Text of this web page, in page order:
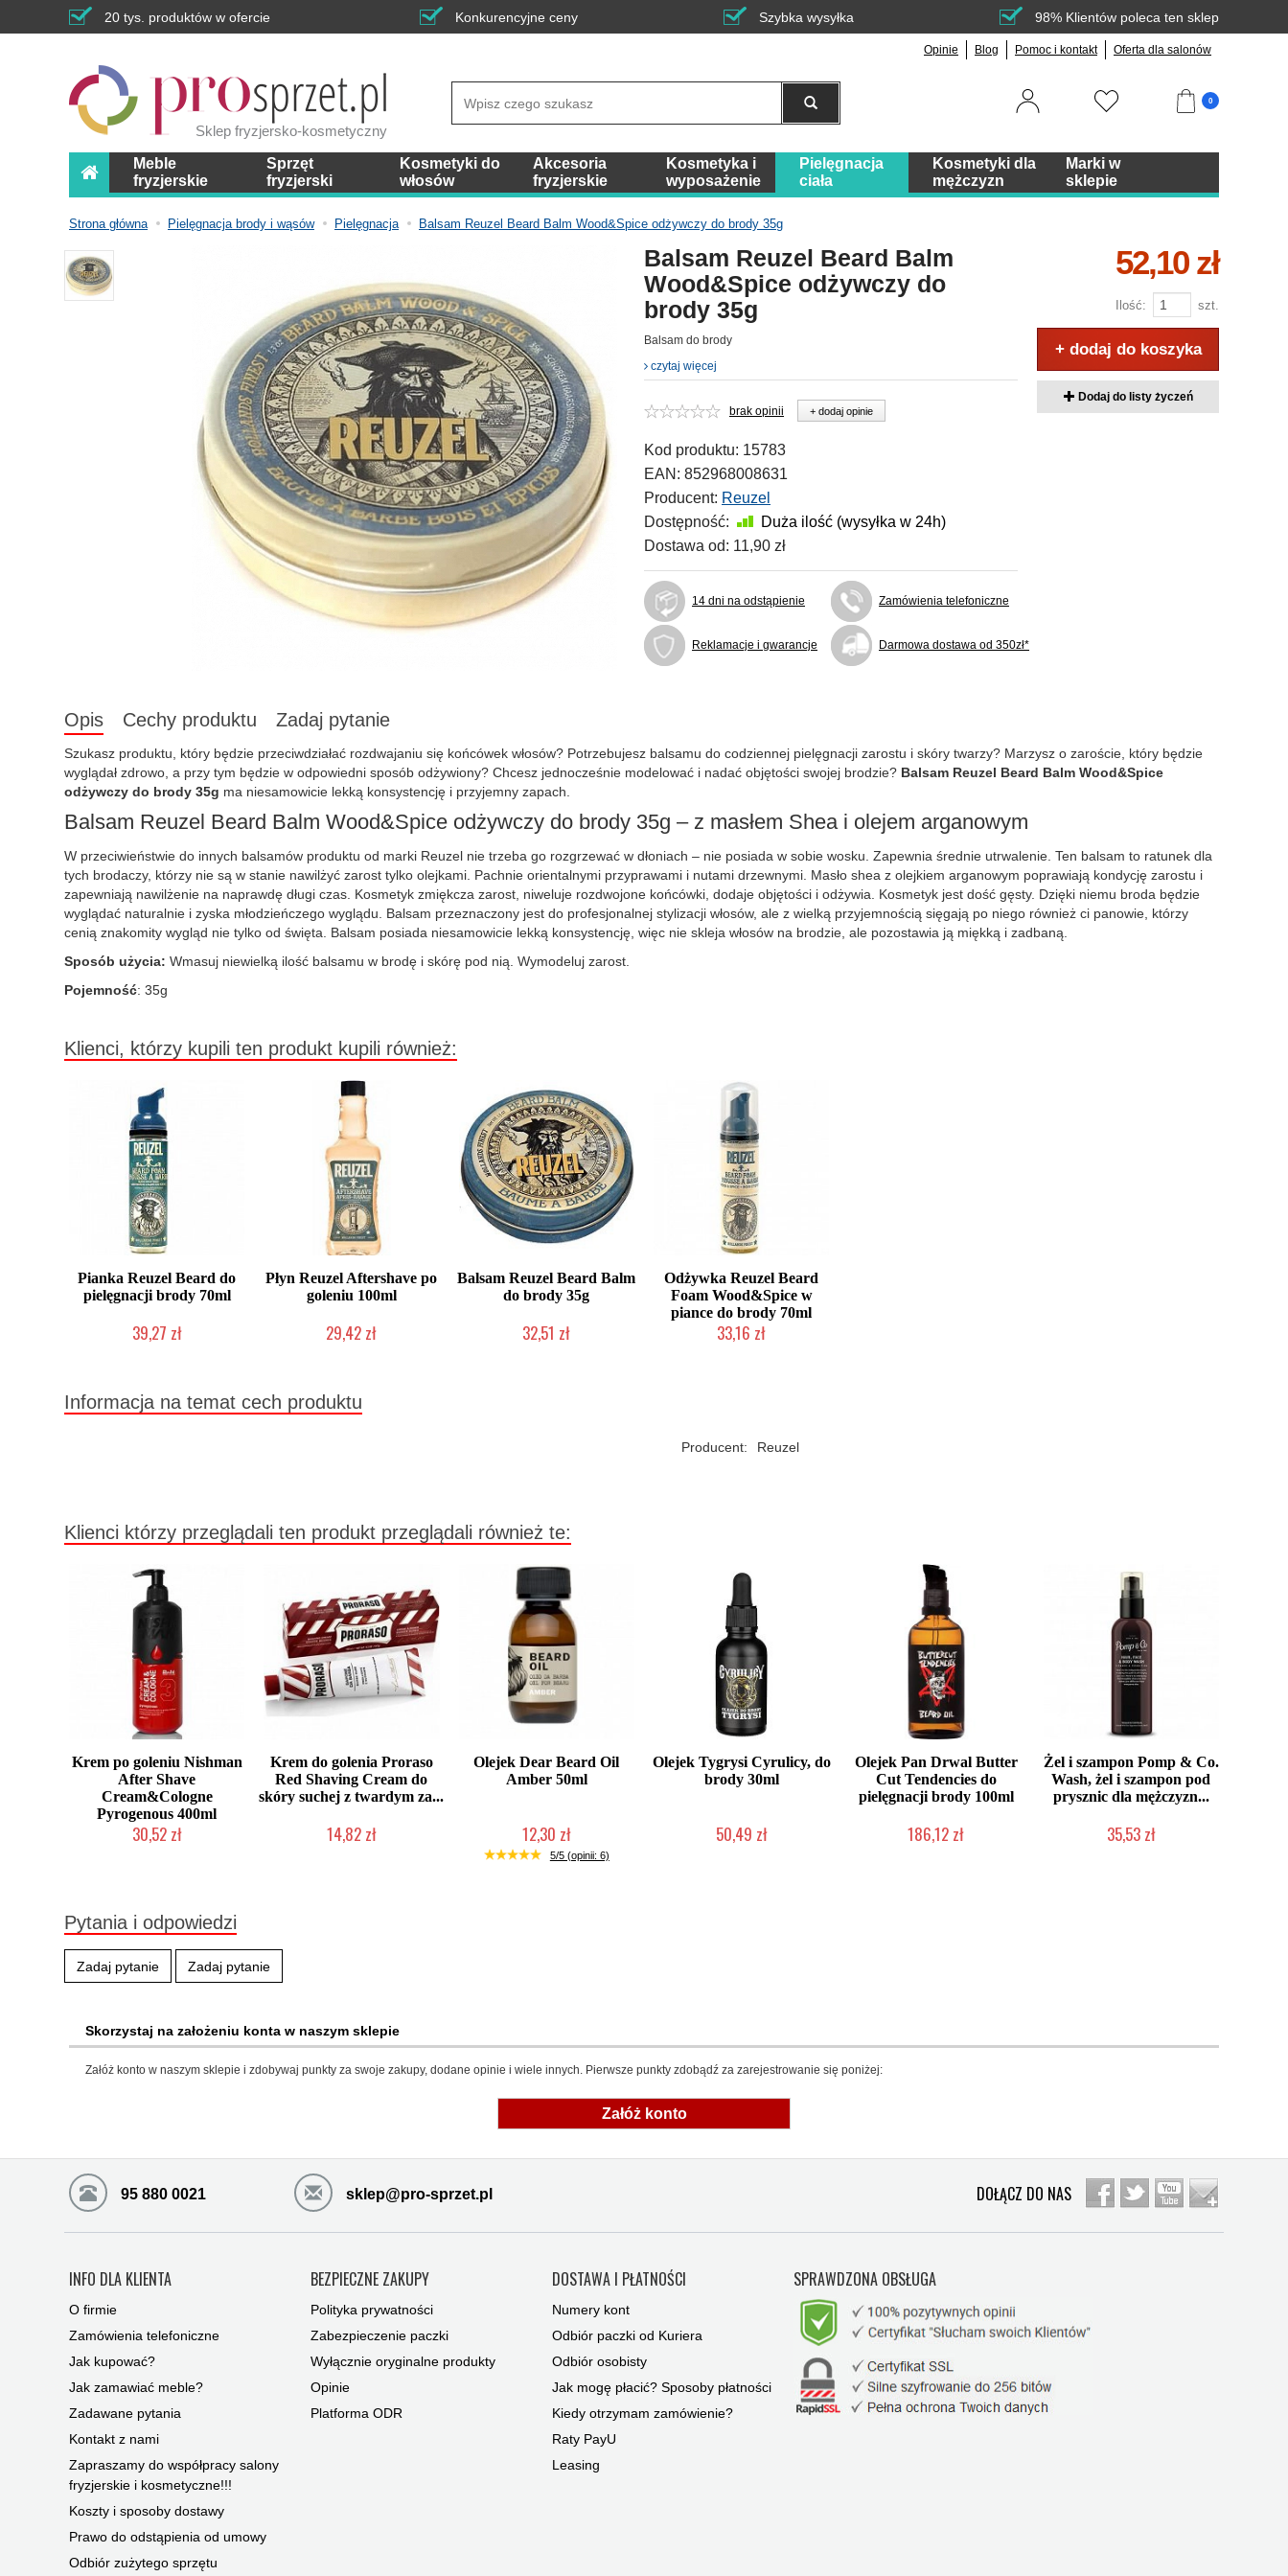
20 tys. produktów w ofercie Konkurencyjne ceny Szybka wysyłka 98% Klientów poleca ten sklep
Opinie Blog Pomoc i kontakt Oferta dla salonów
Sklep fryzjersko-kosmetyczny
0
Meble
fryzjerskie
Sprzęt
fryzjerski
Kosmetyki do
włosów
Akcesoria
fryzjerskie
Kosmetyka i
wyposażenie
Pielęgnacja
ciała
Kosmetyki dla
mężczyzn
Marki w
sklepie
Strona główna Pielęgnacja brody i wąsów Pielęgnacja Balsam Reuzel Beard Balm Wood&Spice odżywczy do brody 35g
Balsam Reuzel Beard Balm
Wood&Spice odżywczy do
brody 35g
Balsam do brody
czytaj więcej
brak opinii + dodaj opinie
Kod produktu: 15783
EAN: 852968008631
Producent: Reuzel
Dostępność:
Duża ilość (wysyłka w 24h)
Dostawa od: 11,90 zł
14 dni na odstąpienie Zamówienia telefoniczne
Reklamacje i gwarancje Darmowa dostawa od 350zł*
52,10 zł
Ilość: szt.
+ dodaj do koszyka
Dodaj do listy życzeń
Opis Cechy produktu Zadaj pytanie
Szukasz produktu, który będzie przeciwdziałać rozdwajaniu się końcówek włosów? Potrzebujesz balsamu do codziennej pielęgnacji zarostu i skóry twarzy? Marzysz o zaroście, który będzie
wyglądał zdrowo, a przy tym będzie w odpowiedni sposób odżywiony? Chcesz jednocześnie modelować i nadać objętości swojej brodzie? Balsam Reuzel Beard Balm Wood&Spice
odżywczy do brody 35g ma niesamowicie lekką konsystencję i przyjemny zapach.
Balsam Reuzel Beard Balm Wood&Spice odżywczy do brody 35g – z masłem Shea i olejem arganowym
W przeciwieństwie do innych balsamów produktu od marki Reuzel nie trzeba go rozgrzewać w dłoniach – nie posiada w sobie wosku. Zapewnia średnie utrwalenie. Ten balsam to ratunek dla
tych brodaczy, którzy nie są w stanie nawilżyć zarost tylko olejkami. Pachnie orientalnymi przyprawami i nutami drzewnymi. Masło shea z olejkiem arganowym poprawiają kondycję zarostu i
zapewniają nawilżenie na naprawdę długi czas. Kosmetyk zmiękcza zarost, niweluje rozdwojone końcówki, dodaje objętości i odżywia. Kosmetyk jest dość gęsty. Dzięki niemu broda będzie
wyglądać naturalnie i zyska młodzieńczego wyglądu. Balsam przeznaczony jest do profesjonalnej stylizacji włosów, ale z wielką przyjemnością sięgają po niego również ci panowie, którzy
cenią znakomity wygląd nie tylko od święta. Balsam posiada niesamowicie lekką konsystencję, więc nie skleja włosów na brodzie, ale pozostawia ją miękką i zadbaną.
Sposób użycia: Wmasuj niewielką ilość balsamu w brodę i skórę pod nią. Wymodeluj zarost.
Pojemność: 35g
Klienci, którzy kupili ten produkt kupili również:
Pianka Reuzel Beard do
pielęgnacji brody 70ml
39,27 zł
Płyn Reuzel Aftershave po
goleniu 100ml
29,42 zł
Balsam Reuzel Beard Balm
do brody 35g
32,51 zł
Odżywka Reuzel Beard
Foam Wood&Spice w
piance do brody 70ml
33,16 zł
Informacja na temat cech produktu
Producent: Reuzel
Klienci którzy przeglądali ten produkt przeglądali również te:
Krem po goleniu Nishman
After Shave
Cream&Cologne
Pyrogenous 400ml
30,52 zł
Krem do golenia Proraso
Red Shaving Cream do
skóry suchej z twardym za...
14,82 zł
Olejek Dear Beard Oil
Amber 50ml
12,30 zł
Produkt wycofany
5/5 (opinii: 6)
Olejek Tygrysi Cyrulicy, do
brody 30ml
50,49 zł
Olejek Pan Drwal Butter
Cut Tendencies do
pielęgnacji brody 100ml
186,12 zł
Żel i szampon Pomp & Co.
Wash, żel i szampon pod
prysznic dla mężczyzn...
35,53 zł
Pytania i odpowiedzi
Zadaj pytanie Zadaj pytanie
Skorzystaj na założeniu konta w naszym sklepie
Załóż konto w naszym sklepie i zdobywaj punkty za swoje zakupy, dodane opinie i wiele innych. Pierwsze punkty zdobądź za zarejestrowanie się poniżej:
Załóż konto
95 880 0021 sklep@pro-sprzet.pl DOŁĄCZ DO NAS
INFO DLA KLIENTA
O firmie
Zamówienia telefoniczne
Jak kupować?
Jak zamawiać meble?
Zadawane pytania
Kontakt z nami
Zapraszamy do współpracy salony
fryzjerskie i kosmetyczne!!!
Koszty i sposoby dostawy
Prawo do odstąpienia od umowy
Odbiór zużytego sprzętu
BEZPIECZNE ZAKUPY
Polityka prywatności
Zabezpieczenie paczki
Wyłącznie oryginalne produkty
Opinie
Platforma ODR
DOSTAWA I PŁATNOŚCI
Numery kont
Odbiór paczki od Kuriera
Odbiór osobisty
Jak mogę płacić? Sposoby płatności
Kiedy otrzymam zamówienie?
Raty PayU
Leasing
SPRAWDZONA OBSŁUGA